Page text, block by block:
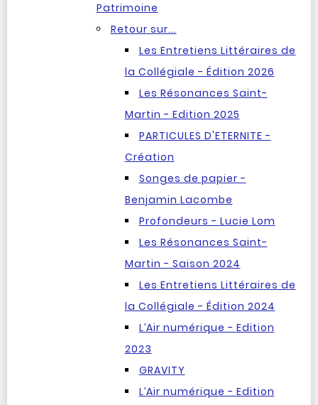
Patrimoine
Retour sur...
Les Entretiens Littéraires de
la Collégiale - Édition 2026
Les Résonances Saint-
Martin - Edition 2025
PARTICULES D'ETERNITE -
Création
Songes de papier -
Benjamin Lacombe
Profondeurs - Lucie Lom
Les Résonances Saint-
Martin - Saison 2024
Les Entretiens Littéraires de
la Collégiale - Édition 2024
L’Air numérique - Edition
2023
GRAVITY
L’Air numérique - Edition